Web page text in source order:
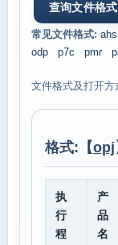
常见文件格式: ahs
odp
p7c pmr
文件格式及打开方
格式:【opj
执
行
程
产
品
名